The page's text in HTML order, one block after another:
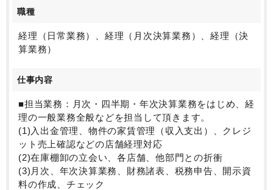
ただけます。
上場企業での経験は不問ですので、スピード感のある
上場企業で幅広くチャレンジできるおすすめの案件で
す。
職種
経理（日常業務）、経理（月次決算業務）、経理（決
算業務）
仕事内容
■担当業務：月次・四半期・年次決算業務をはじめ、経
理の一般業務全般などを担当して頂きます。
(1)入出金管理、物件の家賃管理（収入支出）、クレジ
ット売上確認などの店舗経理対応
(2)在庫棚卸の立会い、各店舗、他部門との折衝
(3)月次、年次決算業務、財務諸表、税務申告、開示資
料の作成、チェック